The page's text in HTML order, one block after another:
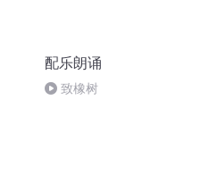
配乐朗诵
致橡树